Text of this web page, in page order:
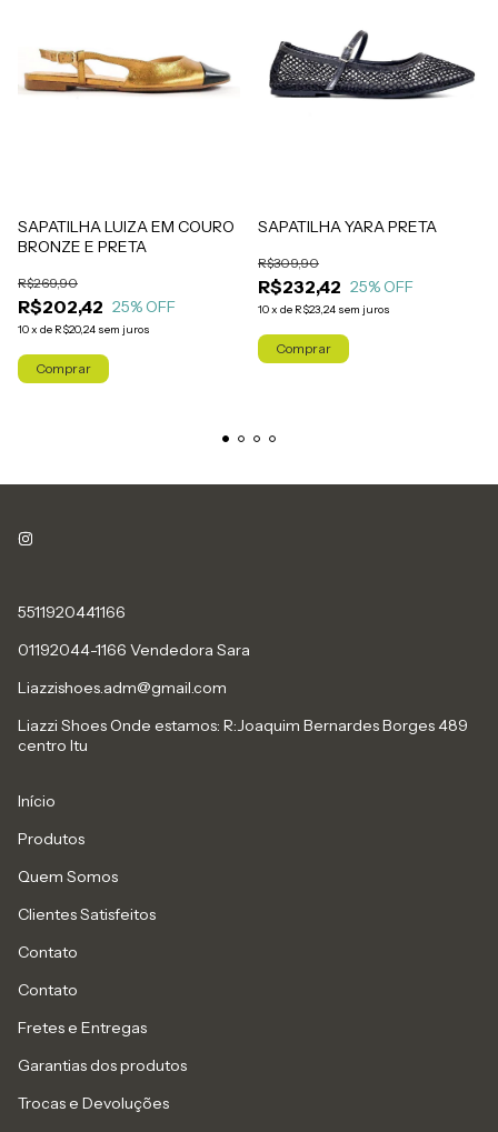
SAPATILHA LUIZA EM COURO
BRONZE E PRETA
R$202,42
R$269,90
25% OFF
10x de R$20,24 sem juros
Comprar
SAPATILHA YARA PRETA
R$232,42
R$309,90
25% OFF
10x de R$23,24 sem juros
Comprar
5511920441166
01192044-1166 Vendedora Sara
Liazzishoes.adm@gmail.com
Liazzi Shoes Onde estamos: R:Joaquim Bernardes Borges 489
centro Itu
Início
Produtos
Quem Somos
Clientes Satisfeitos
Contato
Contato
Fretes e Entregas
Garantias dos produtos
Trocas e Devoluções